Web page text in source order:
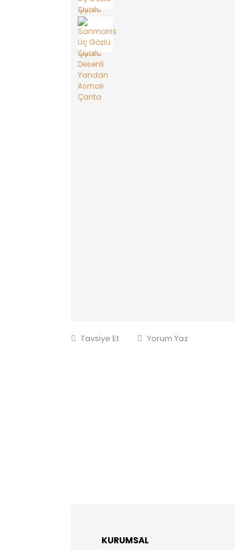
Tavsiye Et Yorum Yaz
KURUMSAL